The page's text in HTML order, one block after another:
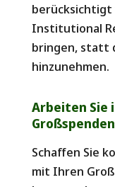
berücksichtigt
Institutional
bringen, statt
hinzunehmen.
Arbeiten Sie
Schaffen Sie
mit Ihren